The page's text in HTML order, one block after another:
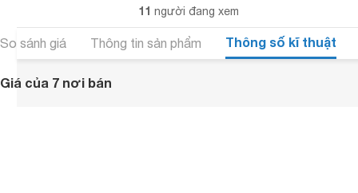
11 người đang xem
So sánh giá Thông tin sản phẩm Thông số kĩ thuật
Giá của 7 nơi bán